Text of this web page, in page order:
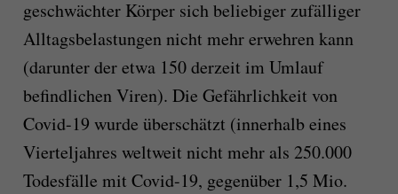
geschwächter Körper sich beliebiger zufälliger
Alltagsbelastungen nicht mehr erwehren kann
(darunter der etwa 150 derzeit im Umlauf
befindlichen Viren). Die Gefährlichkeit von
Covid-19 wurde überschätzt (innerhalb eines
Vierteljahres weltweit nicht mehr als 250.000
Todesfälle mit Covid-19, gegenüber 1,5 Mio.